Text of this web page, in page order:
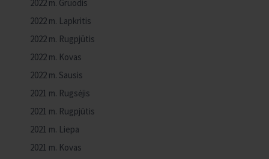
2022 m. Gruodis
2022 m. Lapkritis
2022 m. Rugpjūtis
2022 m. Kovas
2022 m. Sausis
2021 m. Rugsėjis
2021 m. Rugpjūtis
2021 m. Liepa
2021 m. Kovas